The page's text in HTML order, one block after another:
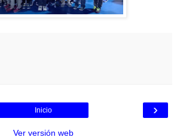
›
Inicio
Ver versión web